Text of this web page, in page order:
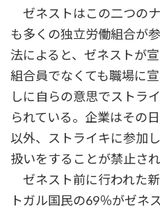
ゼネストはこの二つの
も多くの独立労働組合が
法によると、ゼネストが
組合員でなくても職場に
しに自らの意思でストラ
られている。企業はその
以外、ストライキに参加
扱いをすることが禁止され
ゼネスト前に行われた
トガル国民の69％がゼネ